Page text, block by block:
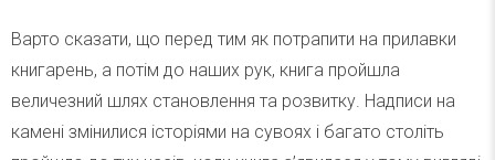
Варто сказати, що перед тим як потрапити на прилавки
книгарень, а потім до наших рук, книга пройшла
величезний шлях становлення та розвитку. Надписи на
камені змінилися історіями на сувоях і багато століть